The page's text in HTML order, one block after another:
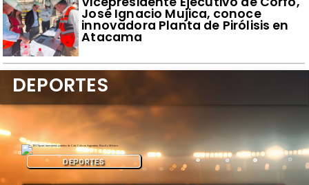
José Ignacio Mujica, conoce
innovadora Planta de Pirólisis en
Atacama
DEPORTES
DEPORTES